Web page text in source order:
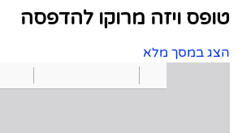
טופס ויזה מרוקו להדפסה
הצג במסך מלא